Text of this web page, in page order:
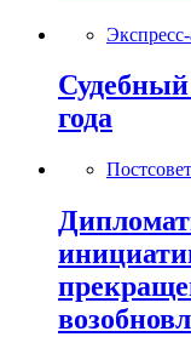
Судебный
года